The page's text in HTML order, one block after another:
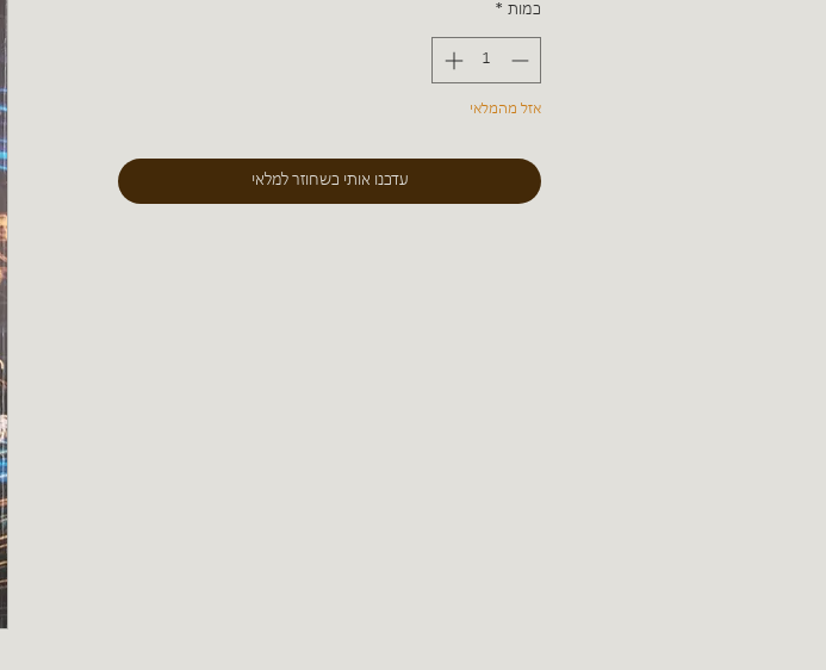
כמות *
אזל מהמלאי
עדכנו אותי כשחוזר למלאי